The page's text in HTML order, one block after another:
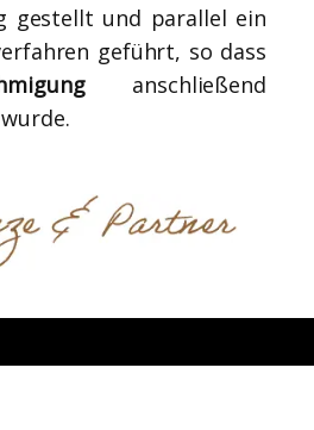
gestellt und parallel ein
geführt, so dass
anschließend
wurde.